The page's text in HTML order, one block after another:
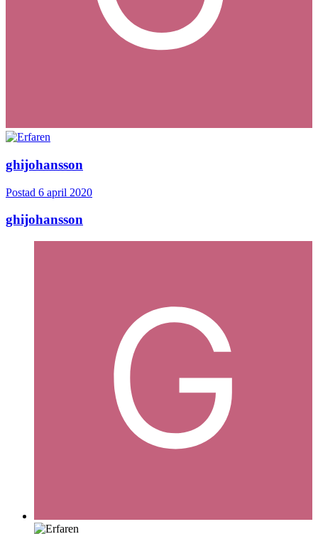
ghijohansson
Postad 6 april 2020
ghijohansson